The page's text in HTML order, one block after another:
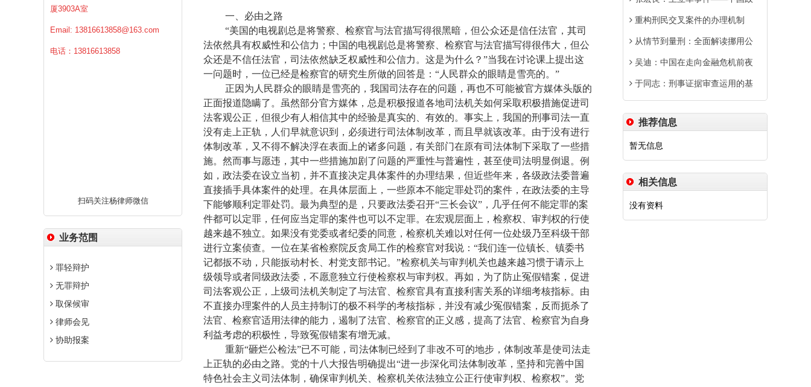
厦3903A室
Email: 13816613858@163.com
电话：13816613858
扫码关注杨律师微信
业务范围
罪轻辩护
无罪辩护
取保候审
律师会见
协助报案
一、必由之路
“美国的电视剧总是将警察、检察官与法官描写得很黑暗，但公众还是信任法官，其司
法依然具有权威性和公信力；中国的电视剧总是将警察、检察官与法官描写得很伟大，但公
众还是不信任法官，司法依然缺乏权威性和公信力。这是为什么？”当我在讨论课上提出这
一问题时，一位已经是检察官的研究生所做的回答是：“人民群众的眼睛是雪亮的。”
正因为人民群众的眼睛是雪亮的，我国司法存在的问题，再也不可能被官方媒体头版的
正面报道隐瞒了。虽然部分官方媒体，总是积极报道各地司法机关如何采取积极措施促进司
法客观公正，但很少有人相信其中的经验是真实的、有效的。事实上，我国的刑事司法一直
没有走上正轨，人们早就意识到，必须进行司法体制改革，而且早就该改革。由于没有进行
体制改革，又不得不解决浮在表面上的诸多问题，有关部门在原有司法体制下采取了一些措
施。然而事与愿违，其中一些措施加剧了问题的严重性与普遍性，甚至使司法明显倒退。例
如，政法委在设立当初，并不直接决定具体案件的办理结果，但近些年来，各级政法委普遍
直接插手具体案件的处理。在具体层面上，一些原本不能定罪处罚的案件，在政法委的主导
下能够顺利定罪处罚。最为典型的是，只要政法委召开“三长会议”，几乎任何不能定罪的案
件都可以定罪，任何应当定罪的案件也可以不定罪。在宏观层面上，检察权、审判权的行使
越来越不独立。如果没有党委或者纪委的同意，检察机关难以对任何一位处级乃至科级干部
进行立案侦查。一位在某省检察院反贪局工作的检察官对我说：“我们连一位镇长、镇委书
记都扳不动，只能扳动村长、村党支部书记。”检察机关与审判机关也越来越习惯于请示上
级领导或者同级政法委，不愿意独立行使检察权与审判权。再如，为了防止冤假错案，促进
司法客观公正，上级司法机关制定了与法官、检察官具有直接利害关系的详细考核指标。由
不直接办理案件的人员主持制订的极不科学的考核指标，并没有减少冤假错案，反而扼杀了
法官、检察官适用法律的能力，遏制了法官、检察官的正义感，提高了法官、检察官为自身
利益考虑的积极性，导致冤假错案有增无减。
重新“砸烂公检法”已不可能，司法体制已经到了非改不可的地步，体制改革是使司法走
上正轨的必由之路。党的十八大报告明确提出“进一步深化司法体制改革，坚持和完善中国
特色社会主义司法体制，确保审判机关、检察机关依法独立公正行使审判权、检察权”。党
重构刑民交叉案件的办理机制
从情节到量刑：全面解读挪用公
吴迪：中国在走向金融危机前夜
于同志：刑事证据审查运用的基
推荐信息
暂无信息
相关信息
没有资料